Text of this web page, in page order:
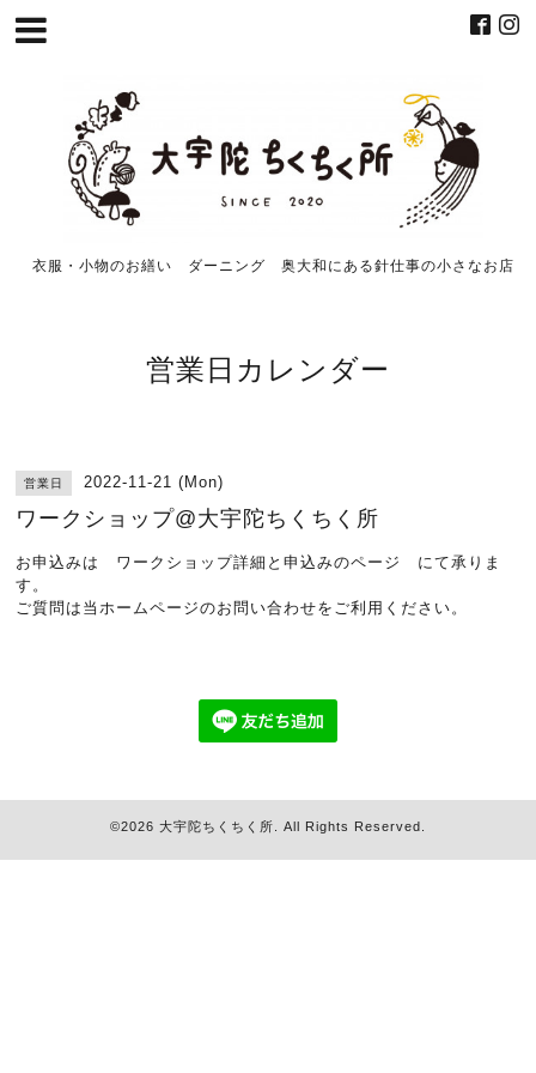
衣服・小物のお繕い ダーニング 奥大和にある針仕事の小さなお店
営業日カレンダー
営業日 2022-11-21 (Mon)
ワークショップ@大宇陀ちくちく所
お申込みは ワークショップ詳細と申込みのページ
にて承りま
す。
ご質問は当ホームページのお問い合わせをご利用ください。
©2026 大宇陀ちくちく所. All Rights Reserved.